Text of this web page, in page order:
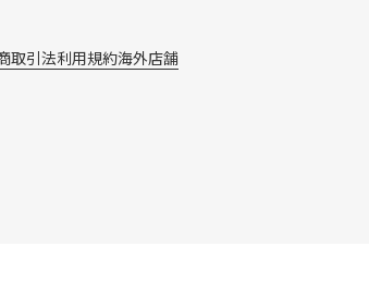
取引法利用規約海外店舗